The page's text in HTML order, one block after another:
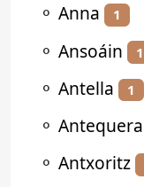
⚬ Anna 1
⚬ Ansoáin 1
⚬ Antella 1
⚬ Antequera
⚬ Antxoritz